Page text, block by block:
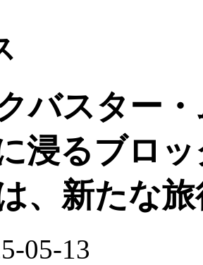
バスター
浸るブロ
、新たな
05-13